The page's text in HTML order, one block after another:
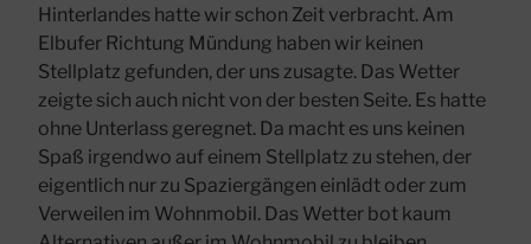
Hinterlandes hatte wir schon Zeit verbracht. Am
Elbufer Richtung Mündung haben wir keinen
Stellplatz gefunden, der uns zusagte. Das Wetter
zeigte sich auch nicht von der besten Seite. Es hatte
ohne Unterlass geregnet. Da macht es uns keinen
Spaß irgendwo auf einem Stellplatz zu stehen, der
eigentlich nur zu Spaziergängen einlädt oder zum
Verweilen im Wohnmobil. Das Wetter bot kaum